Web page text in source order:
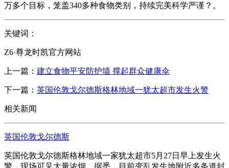
万多个目标，笼盖340多种食物类别，持续完美科学严谨？。
关键词：
Z6·尊龙时凯官方网站
上一篇： 建立食物平安防护墙 撑起群众健康伞
下一篇： 英国伦敦戈尔德斯格林地域一犹太超市发生火警
相关新闻
英国伦敦戈尔德斯
英国伦敦戈尔德斯格林地域一家犹太超市5月27日早上发生火
警，现场可见大量浓烟。据悉，目前变乱发生地附近多条道封